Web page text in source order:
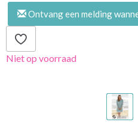
Ontvang een melding
Niet op voorraad